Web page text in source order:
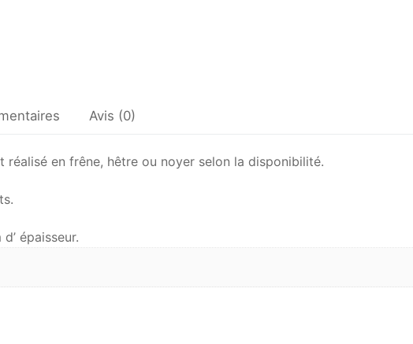
Avis (0)
en frêne, hêtre ou noyer selon la disponibilité.
épaisseur.